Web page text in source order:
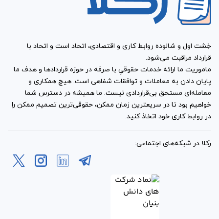
کارفرما و کارگزار تعیین ‌شده
است؟
انعقادنمونه قرارداد کارگزاری فروش خودروبرای کارفرما و
کارگزار حقوق و تعهداتی را ایجاد می‌کند. مطابق این فرم آماده،
کارفرما در طول مدت قرارداد، اجازه فروش خودرو را به‌ صورت
مجزا و مستقل نخواهد داشت. چنانچه کارفرما از این وظیفه،
تخطی کند، باید درصد مورد توافق کارگزار را مطابق قرارداد به
قراردادی خود نشده باشد.
کارگزار نیز متعهد می‌شود که در راستای تعهدات و توافقات
مندرج در قرارداد عمل کند. چنانچه امکان فروش خودرو با
قیمت پیشنهادی کارفرما امکان‌پذیر نباشد، کارگزار باید این
موضوع را در قالب گزارش به‌ همراه مستندات مربوطه به
خِشت اول و شالوده روابط کاری و اقتصادی، اتحاد است و اتحاد با
قرارداد مراقبت می‌شود.
ماموریت ما ارائه خدمات حقوقیِ با صرفه در حوزه قراردادها و هدف ما
پایان دادن به معاملات و توافقات شفاهی است. هیچ همکاری و
معامله‌ای مستحق بی‌قراردادی نیست. ما همیشه در دسترس شما
خواهیم بود تا در سریعترین زمان ممکن، حقوقی‌ترین تصمیم ممکن را
در روابط کاری خود اتخاذ کنید.
رکلا در شبکه‌های اجتماعی: